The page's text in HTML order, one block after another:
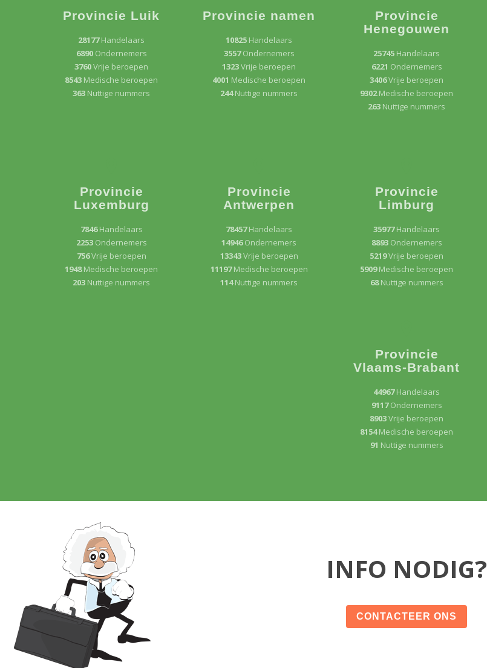
Provincie Luik
28177Handelaars
6890 Ondernemers
3760Vrije beroepen
8543 Medische beroepen
363 Nuttige nummers
Provincie namen
10825 Handelaars
3557Ondernemers
1323Vrije beroepen
4001 Medische beroepen
244Nuttige nummers
Provincie
Henegouwen
25745 Handelaars
6221 Ondernemers
3406Vrije beroepen
9302Medische beroepen
263 Nuttige nummers
Provincie
Luxemburg
7846Handelaars
2253 Ondernemers
756Vrije beroepen
1948Medische beroepen
203 Nuttige nummers
Provincie
Antwerpen
78457Handelaars
14946Ondernemers
13343Vrije beroepen
11197Medische beroepen
114Nuttige nummers
Provincie
Limburg
35977Handelaars
8893 Ondernemers
5219Vrije beroepen
5909Medische beroepen
68Nuttige nummers
Provincie
Vlaams-Brabant
44967Handelaars
9117Ondernemers
8903Vrije beroepen
8154Medische beroepen
91 Nuttige nummers
INFO NODIG?
CONTACTEER ONS